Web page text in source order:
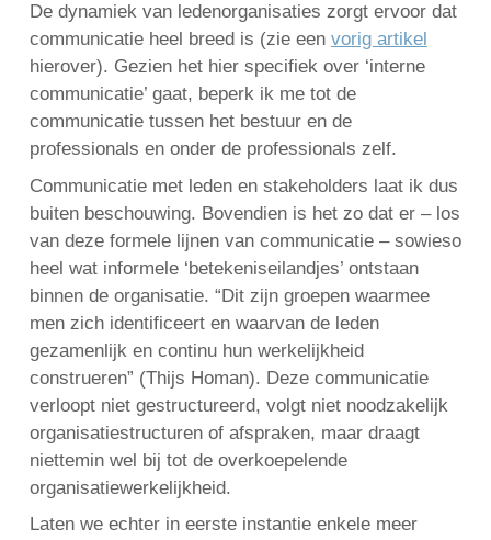
De dynamiek van ledenorganisaties zorgt ervoor dat
communicatie heel breed is (zie een vorig artikel
hierover). Gezien het hier specifiek over ‘interne
communicatie’ gaat, beperk ik me tot de
communicatie tussen het bestuur en de
professionals en onder de professionals zelf.
Communicatie met leden en stakeholders laat ik dus
buiten beschouwing. Bovendien is het zo dat er – los
van deze formele lijnen van communicatie – sowieso
heel wat informele ‘betekeniseilandjes’ ontstaan
binnen de organisatie. “Dit zijn groepen waarmee
men zich identificeert en waarvan de leden
gezamenlijk en continu hun werkelijkheid
construeren” (Thijs Homan). Deze communicatie
verloopt niet gestructureerd, volgt niet noodzakelijk
organisatiestructuren of afspraken, maar draagt
niettemin wel bij tot de overkoepelende
organisatiewerkelijkheid.
Laten we echter in eerste instantie enkele meer
Log in
English
Français
Nederlands